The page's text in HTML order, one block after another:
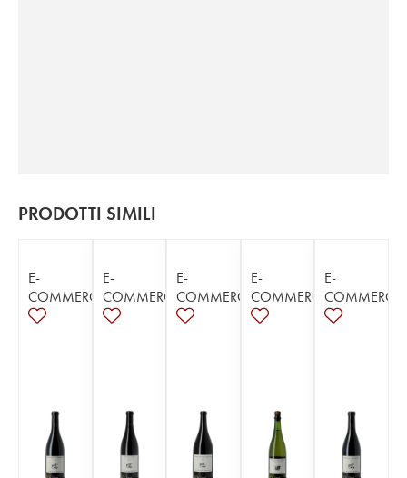
PRODOTTI SIMILI
E-
COMMERCE
E-
COMMERCE
E-
COMMERCE
E-
COMMERCE
E-
COMMERCE